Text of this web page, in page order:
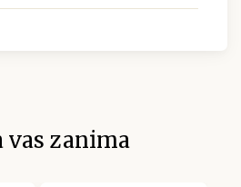
vas zanima